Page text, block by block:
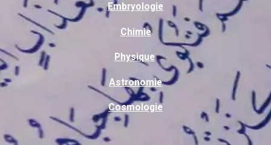
Embryologie
Chimie
Physique
Astronomie
Cosmologie